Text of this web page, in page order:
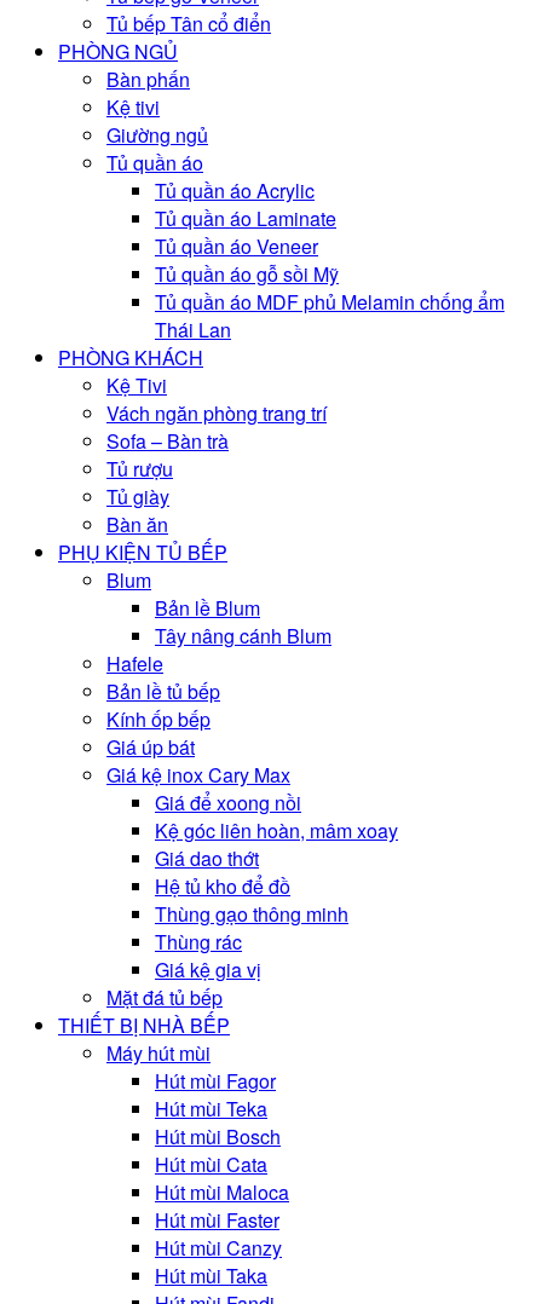
Tủ bếp Tân cổ điển
PHÒNG NGỦ
Bàn phấn
Kệ tivi
Giường ngủ
Tủ quần áo
Tủ quần áo Acrylic
Tủ quần áo Laminate
Tủ quần áo Veneer
Tủ quần áo gỗ sồi Mỹ
Tủ quần áo MDF phủ Melamin chống ẩm
Thái Lan
PHÒNG KHÁCH
Kệ Tivi
Vách ngăn phòng trang trí
Sofa – Bàn trà
Tủ rượu
Tủ giày
Bàn ăn
PHỤ KIỆN TỦ BẾP
Blum
Bản lề Blum
Tây nâng cánh Blum
Hafele
Bản lề tủ bếp
Kính ốp bếp
Giá úp bát
Giá kệ inox Cary Max
Giá để xoong nồi
Kệ góc liên hoàn, mâm xoay
Giá dao thớt
Hệ tủ kho để đồ
Thùng gạo thông minh
Thùng rác
Giá kệ gia vị
Mặt đá tủ bếp
THIẾT BỊ NHÀ BẾP
Máy hút mùi
Hút mùi Fagor
Hút mùi Teka
Hút mùi Bosch
Hút mùi Cata
Hút mùi Maloca
Hút mùi Faster
Hút mùi Canzy
Hút mùi Taka